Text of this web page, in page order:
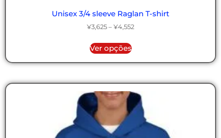
Unisex 3/4 sleeve Raglan T-shirt
¥3,625 – ¥4,552
Ver opções